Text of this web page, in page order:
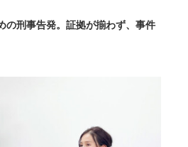
の刑事告発。証拠が揃わず、事件